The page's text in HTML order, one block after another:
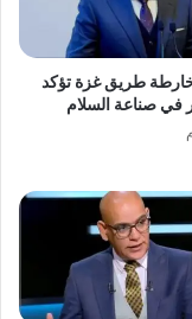
طريق غزة تؤكد
في صناعة السلام